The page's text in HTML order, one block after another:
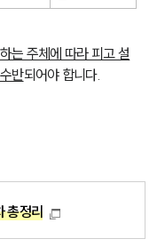
는 주체에 따라 피고 설
반되어야 합니다.
총정리